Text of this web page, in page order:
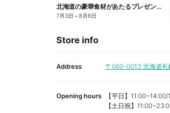
北海道の豪華食材があたるプレゼントキャンペーン
7月3日 ～8月8日
Store info
Address 〒060-0013 北海道
Opening hours
【平日】
【土日祝】